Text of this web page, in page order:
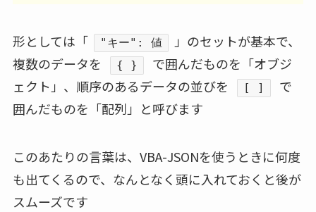
形としては「 "キー": 値
」のセットが基本で、
複数のデータを
{ }
で囲んだものを「オブジ
ェクト」、順序のあるデータの並びを
[ ]
で
囲んだものを「配列」と呼びます
このあたりの言葉は、VBA-JSONを使うときに何度
も出てくるので、なんとなく頭に入れておくと後が
スムーズです